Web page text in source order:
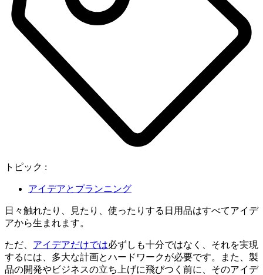
トピック :
アイデアとプランニング
日々触れたり、見たり、使ったりする日用品はすべてアイデ
アから生まれます。
ただ、 アイデアだけでは必ずしも十分ではなく、それを実現
するには、多大な計画とハードワークが必要です。また、製
品の開発やビジネスの立ち上げに飛びつく前に、そのアイデ